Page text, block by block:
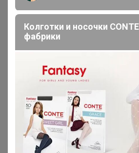
одеяла, подушки из Иваново! "
11 января, 2021 00:53
Маркиза Карабаса, с
что там с покрывалом из
я просто уточнить наличие
духовная психология
Каждый сам, своей Волей решает, какой
Жить в неведении и страдать или
понимания её
Колготки и носочки
фабрики